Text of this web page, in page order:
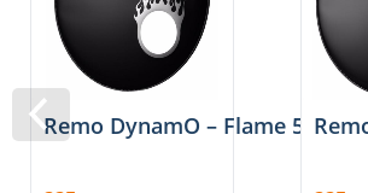
Remo DynamO – Flame 5″